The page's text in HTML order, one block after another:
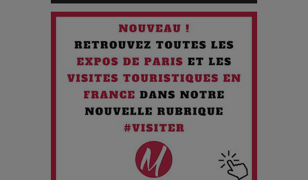
Chien 51 - Quand l’IA prend le pouvoir : une plongée dans un
futur troublant
Maïra Kerey, la “voix d’or du Kazakhstan”, célèbre ses 30
ans de carrière à la Salle Gaveau
Les dessous de la fast fashion : un désastre écologique en